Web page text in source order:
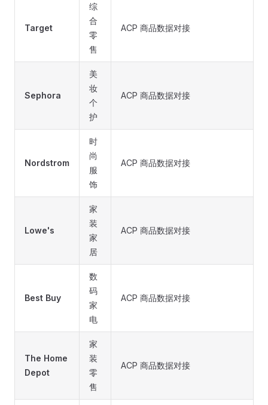
Target
综
合
零
售
ACP 商品数据对接
Sephora
美
妆
个
护
ACP 商品数据对接
Nordstrom
时
尚
服
饰
ACP 商品数据对接
Lowe's
家
装
家
居
ACP 商品数据对接
Best Buy
数
码
家
电
ACP 商品数据对接
The Home
Depot
家
装
零
售
ACP 商品数据对接